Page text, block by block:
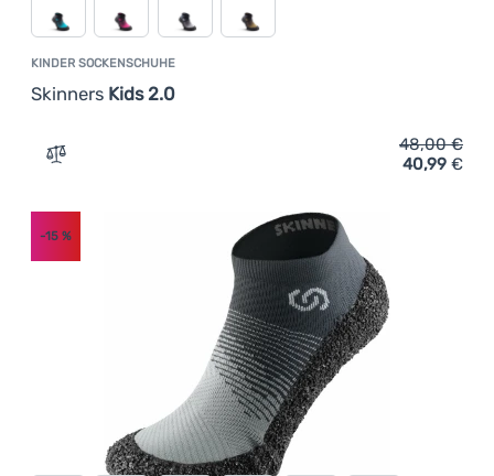
KINDER SOCKENSCHUHE
Skinners Kids 2.0
Zum Vergleich 'Kinder Sockenschuhe Skinners Kids 2.0'
48,00€
40,99 €
-15 %